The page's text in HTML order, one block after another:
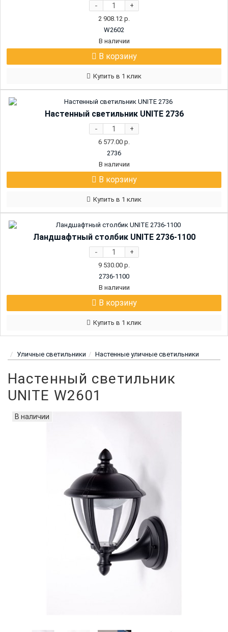
- +
2 908.12 р.
W2602
В наличии
В корзину
Купить в 1 клик
Настенный светильник UNITE 2736
- +
6 577.00 р.
2736
В наличии
В корзину
Купить в 1 клик
Ландшафтный столбик UNITE 2736-1100
- +
9 530.00 р.
2736-1100
В наличии
В корзину
Купить в 1 клик
Уличные светильники Настенные уличные светильники
Настенный светильник
UNITE W2601
В наличии